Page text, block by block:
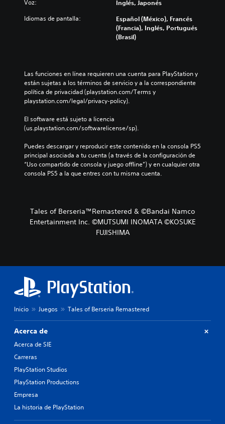
Voz: Inglés, Japonés
Idiomas de pantalla:
Español (México), Francés
(Francia), Inglés, Portugués
(Brasil)
Las funciones en línea requieren una cuenta para PlayStation y
están sujetas a los términos de servicio y a la correspondiente
política de privacidad (playstation.com/Terms y
playstation.com/legal/privacy-policy).
El software está sujeto a licencia
(us.playstation.com/softwarelicense/sp).
Puedes descargar y reproducir este contenido en la consola PS5
principal asociada a tu cuenta (a través de la configuración de
“Uso compartido de consola y juego offline”) y en cualquier otra
consola PS5 a la que entres con tu misma cuenta.
Tales of Berseria™Remastered & ©Bandai Namco
Entertainment Inc. ©MUTSUMI INOMATA ©KOSUKE
FUJISHIMA
Inicio Juegos Tales of Berseria Remastered
Acerca de
Acerca de SIE
Carreras
PlayStation Studios
PlayStation Productions
Empresa
La historia de PlayStation